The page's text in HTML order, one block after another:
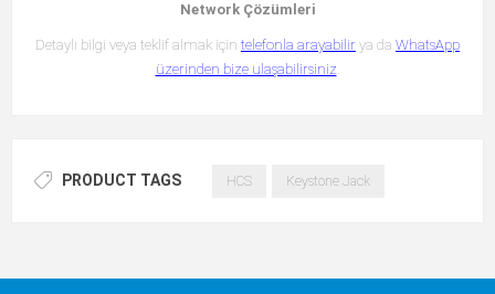
Network Çözümleri
Detaylı bilgi veya teklif almak için telefonla arayabilir ya da WhatsApp
üzerinden bize ulaşabilirsiniz.
PRODUCT TAGS HCS Keystone Jack